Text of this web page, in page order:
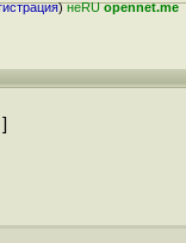
)неRUopennet.me